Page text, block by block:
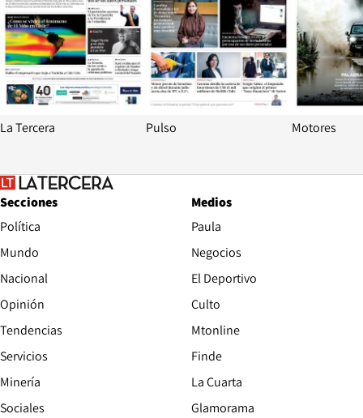
La Tercera Pulso Motores
Secciones
Política
Mundo
Nacional
Opinión
Tendencias
Servicios
Minería
Sociales
Medios
Paula
Negocios
El Deportivo
Culto
Mtonline
Finde
La Cuarta
Glamorama